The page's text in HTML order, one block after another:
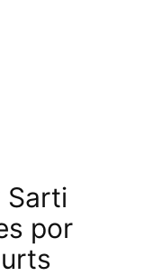
Sarti
por